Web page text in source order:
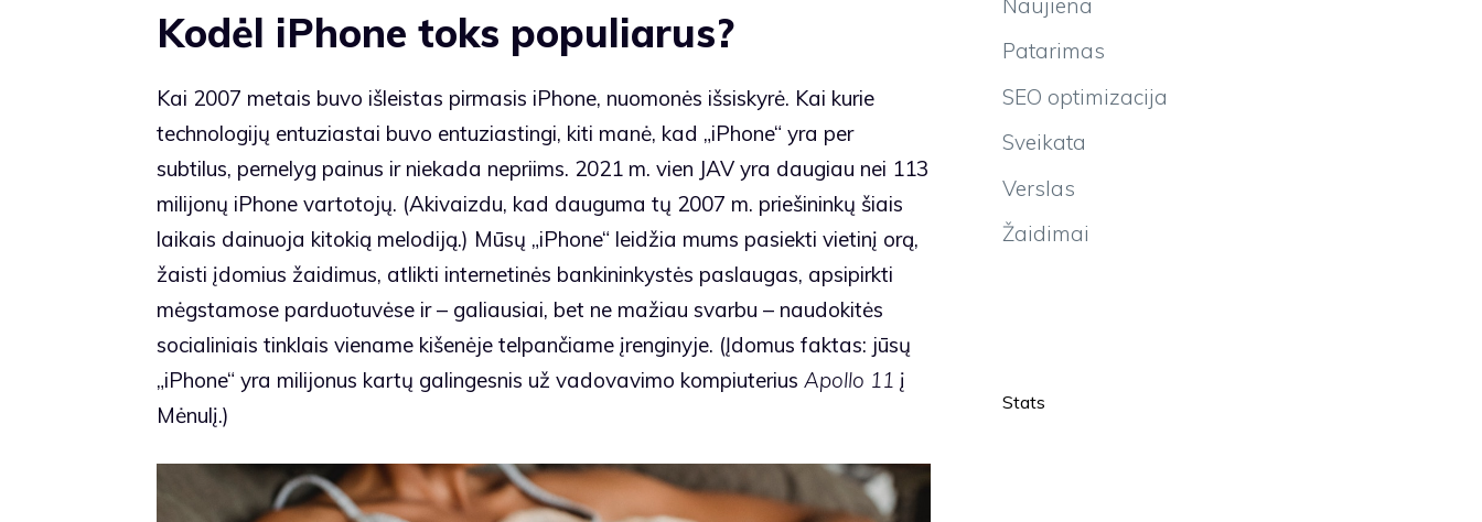
Kodėl iPhone toks populiarus?
Kai 2007 metais buvo išleistas pirmasis iPhone, nuomonės išsiskyrė. Kai kurie
technologijų entuziastai buvo entuziastingi, kiti manė, kad „iPhone“ yra per
subtilus, pernelyg painus ir niekada nepriims. 2021 m. vien JAV yra daugiau nei 113
milijonų iPhone vartotojų. (Akivaizdu, kad dauguma tų 2007 m. priešininkų šiais
laikais dainuoja kitokią melodiją.) Mūsų „iPhone“ leidžia mums pasiekti vietinį orą,
žaisti įdomius žaidimus, atlikti internetinės bankininkystės paslaugas, apsipirkti
mėgstamose parduotuvėse ir – galiausiai, bet ne mažiau svarbu – naudokitės
socialiniais tinklais viename kišenėje telpančiame įrenginyje. (Įdomus faktas: jūsų
„iPhone“ yra milijonus kartų galingesnis už vadovavimo kompiuterius Apollo 11 į
Mėnulį.)
Patarimas
SEO optimizacija
Sveikata
Verslas
Žaidimai
Stats